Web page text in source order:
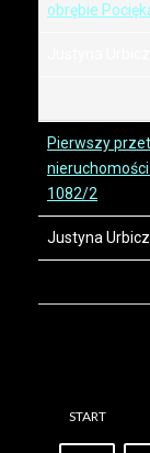
obrębie
Pierwszy
nieruchomości
1082/2
Justyna
START